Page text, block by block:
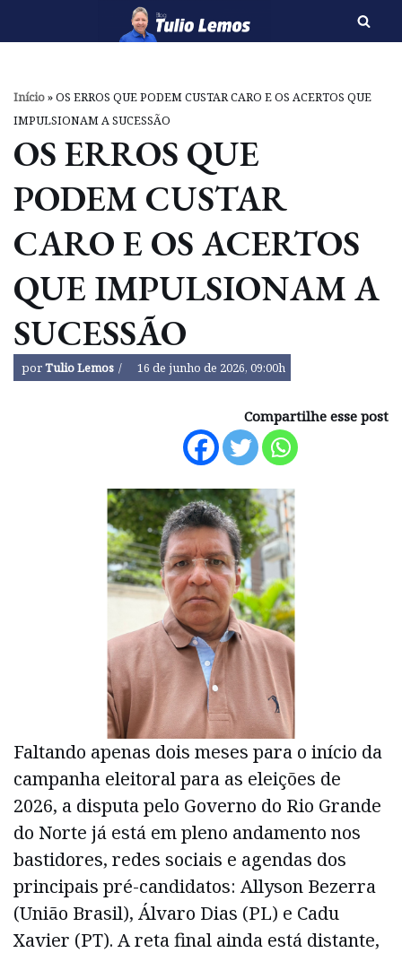
o
conteúdo
Início»OS ERROS QUE PODEM CUSTAR CARO E OS ACERTOS QUE
IMPULSIONAM A SUCESSÃO
OS ERROS QUE
PODEM CUSTAR
CARO E OS ACERTOS
QUE IMPULSIONAM A
SUCESSÃO
porTulio Lemos 16 de junho de 2026, 09:00h
Compartilhe esse post
Faltando apenas dois meses para o início da
campanha eleitoral para as eleições de
2026, a disputa pelo Governo do Rio Grande
do Norte já está em pleno andamento nos
bastidores, redes sociais e agendas dos
principais pré-candidatos: Allyson Bezerra
(União Brasil), Álvaro Dias (PL) e Cadu
Xavier (PT). A reta final ainda está distante,